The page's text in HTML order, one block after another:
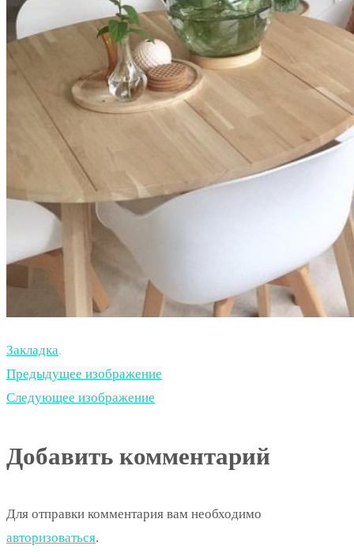
Закладка.
Предыдущее изображение
Следующее изображение
Добавить комментарий
Для отправки комментария вам необходимо
авторизоваться.